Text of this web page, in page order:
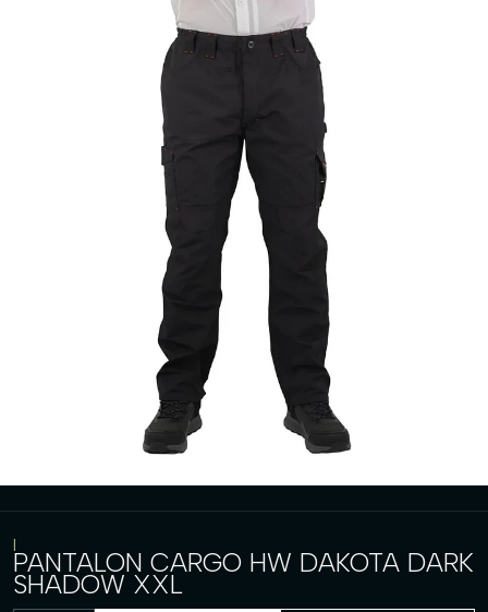
|
PANTALON CARGO HW DAKOTA DARK
SHADOW XXL